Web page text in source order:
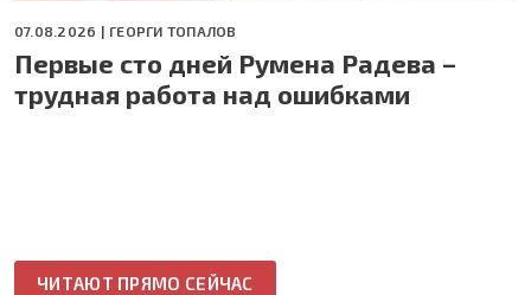
07.08.2026 | ГЕОРГИ ТОПАЛОВ
Первые сто дней Румена Радева –
трудная работа над ошибками
ЧИТАЮТ ПРЯМО СЕЙЧАС